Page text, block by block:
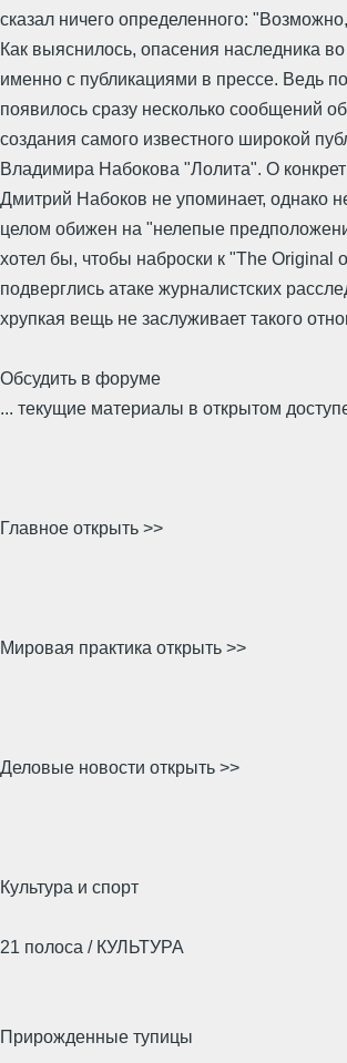
сказал ничего определенного:
Как выяснилось, опасения наследника
именно с публикациями в прессе. Ведь
появилось сразу несколько сообщений
создания самого известного широкой
Владимира Набокова "Лолита". О
Дмитрий Набоков не упоминает, однако
целом обижен на "нелепые
хотел бы, чтобы наброски к "The Original
подверглись атаке журналистских
хрупкая вещь не заслуживает такого
Обсудить в форуме
... текущие материалы в открытом
Главное открыть >>
Мировая практика открыть >>
Деловые новости открыть >>
Культура и спорт
21 полоса / КУЛЬТУРА
Прирожденные тупицы